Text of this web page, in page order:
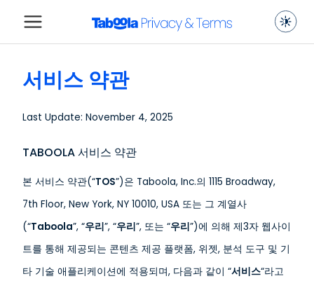
서비스 약관
Last Update: November 4, 2025
TABOOLA 서비스 약관
본 서비스 약관(“TOS”)은 Taboola, Inc.의 1115 Broadway,
7th Floor, New York, NY 10010, USA 또는 그 계열사
(“Taboola”, “우리”, “우리”, 또는 “우리”)에 의해 제3자 웹사이
트를 통해 제공되는 콘텐츠 제공 플랫폼, 위젯, 분석 도구 및 기
타 기술 애플리케이션에 적용되며, 다음과 같이 “서비스“라고